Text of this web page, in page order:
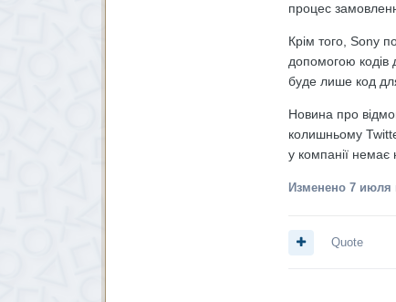
процес
Крім того, Sony
допомогою кодів
буде лише код
Новина про
колишньому
у компанії немає
Изменено 7 июля
Quote